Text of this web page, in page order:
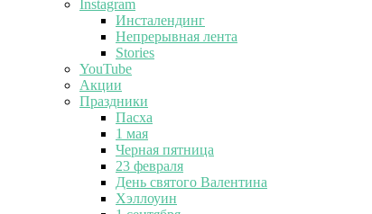
Instagram
Инсталендинг
Непрерывная лента
Stories
YouTube
Акции
Праздники
Пасха
1 мая
Черная пятница
23 февраля
День святого Валентина
Хэллоуин